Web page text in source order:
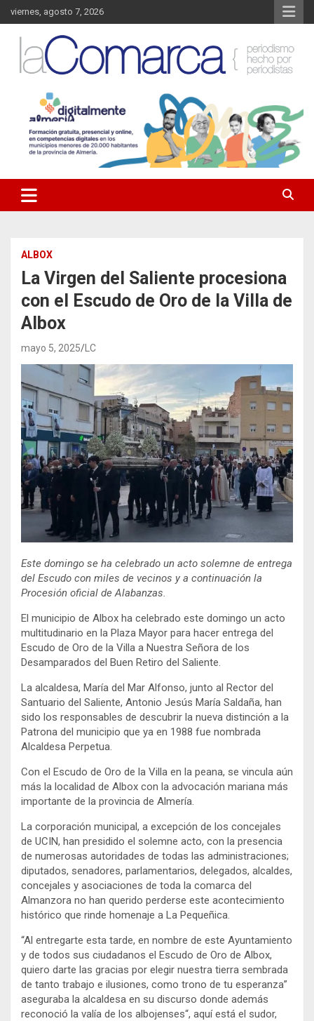
Saltar
al
contenido
viernes, agosto 7, 2026
La Comarca – Noticias del
Almanzora
Almanzora y sus localidades.
ALBOX
La Virgen del Saliente procesiona
con el Escudo de Oro de la Villa de
Albox
mayo 5, 2025 LC
Este domingo se ha celebrado un acto solemne de entrega
del Escudo con miles de vecinos y a continuación la
Procesión oficial de Alabanzas.
El municipio de Albox ha celebrado este domingo un acto
multitudinario en la Plaza Mayor para hacer entrega del
Escudo de Oro de la Villa a Nuestra Señora de los
Desamparados del Buen Retiro del Saliente.
La alcaldesa, María del Mar Alfonso, junto al Rector del
Santuario del Saliente, Antonio Jesús María Saldaña, han
sido los responsables de descubrir la nueva distinción a la
Patrona del municipio que ya en 1988 fue nombrada
Alcaldesa Perpetua.
Con el Escudo de Oro de la Villa en la peana, se vincula aún
más la localidad de Albox con la advocación mariana más
importante de la provincia de Almería.
La corporación municipal, a excepción de los concejales
de UCIN, han presidido el solemne acto, con la presencia
de numerosas autoridades de todas las administraciones;
diputados, senadores, parlamentarios, delegados, alcaldes,
concejales y asociaciones de toda la comarca del
Almanzora no han querido perderse este acontecimiento
histórico que rinde homenaje a La Pequeñica.
“Al entregarte esta tarde, en nombre de este Ayuntamiento
y de todos sus ciudadanos el Escudo de Oro de Albox,
quiero darte las gracias por elegir nuestra tierra sembrada
de tanto trabajo e ilusiones, como trono de tu esperanza”
aseguraba la alcaldesa en su discurso donde además
reconoció la valía de los albojenses“, aquí está el sudor,